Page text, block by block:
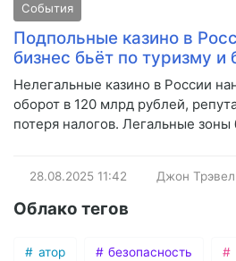
События
Подпольные казино в
бизнес бьёт по туризму
Нелегальные казино в России
оборот в 120 млрд рублей,
потеря налогов. Легальные
28.08.2025 11:42 Джон Трэвел
Облако тегов
атор безопасность